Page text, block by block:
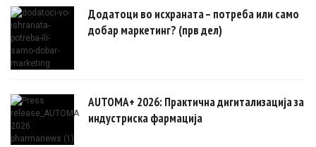
Додатоци во исхраната – потреба или само
добар маркетинг? (прв дел)
AUTOMA+ 2026: Практична дигитализација за
индустриска фармација